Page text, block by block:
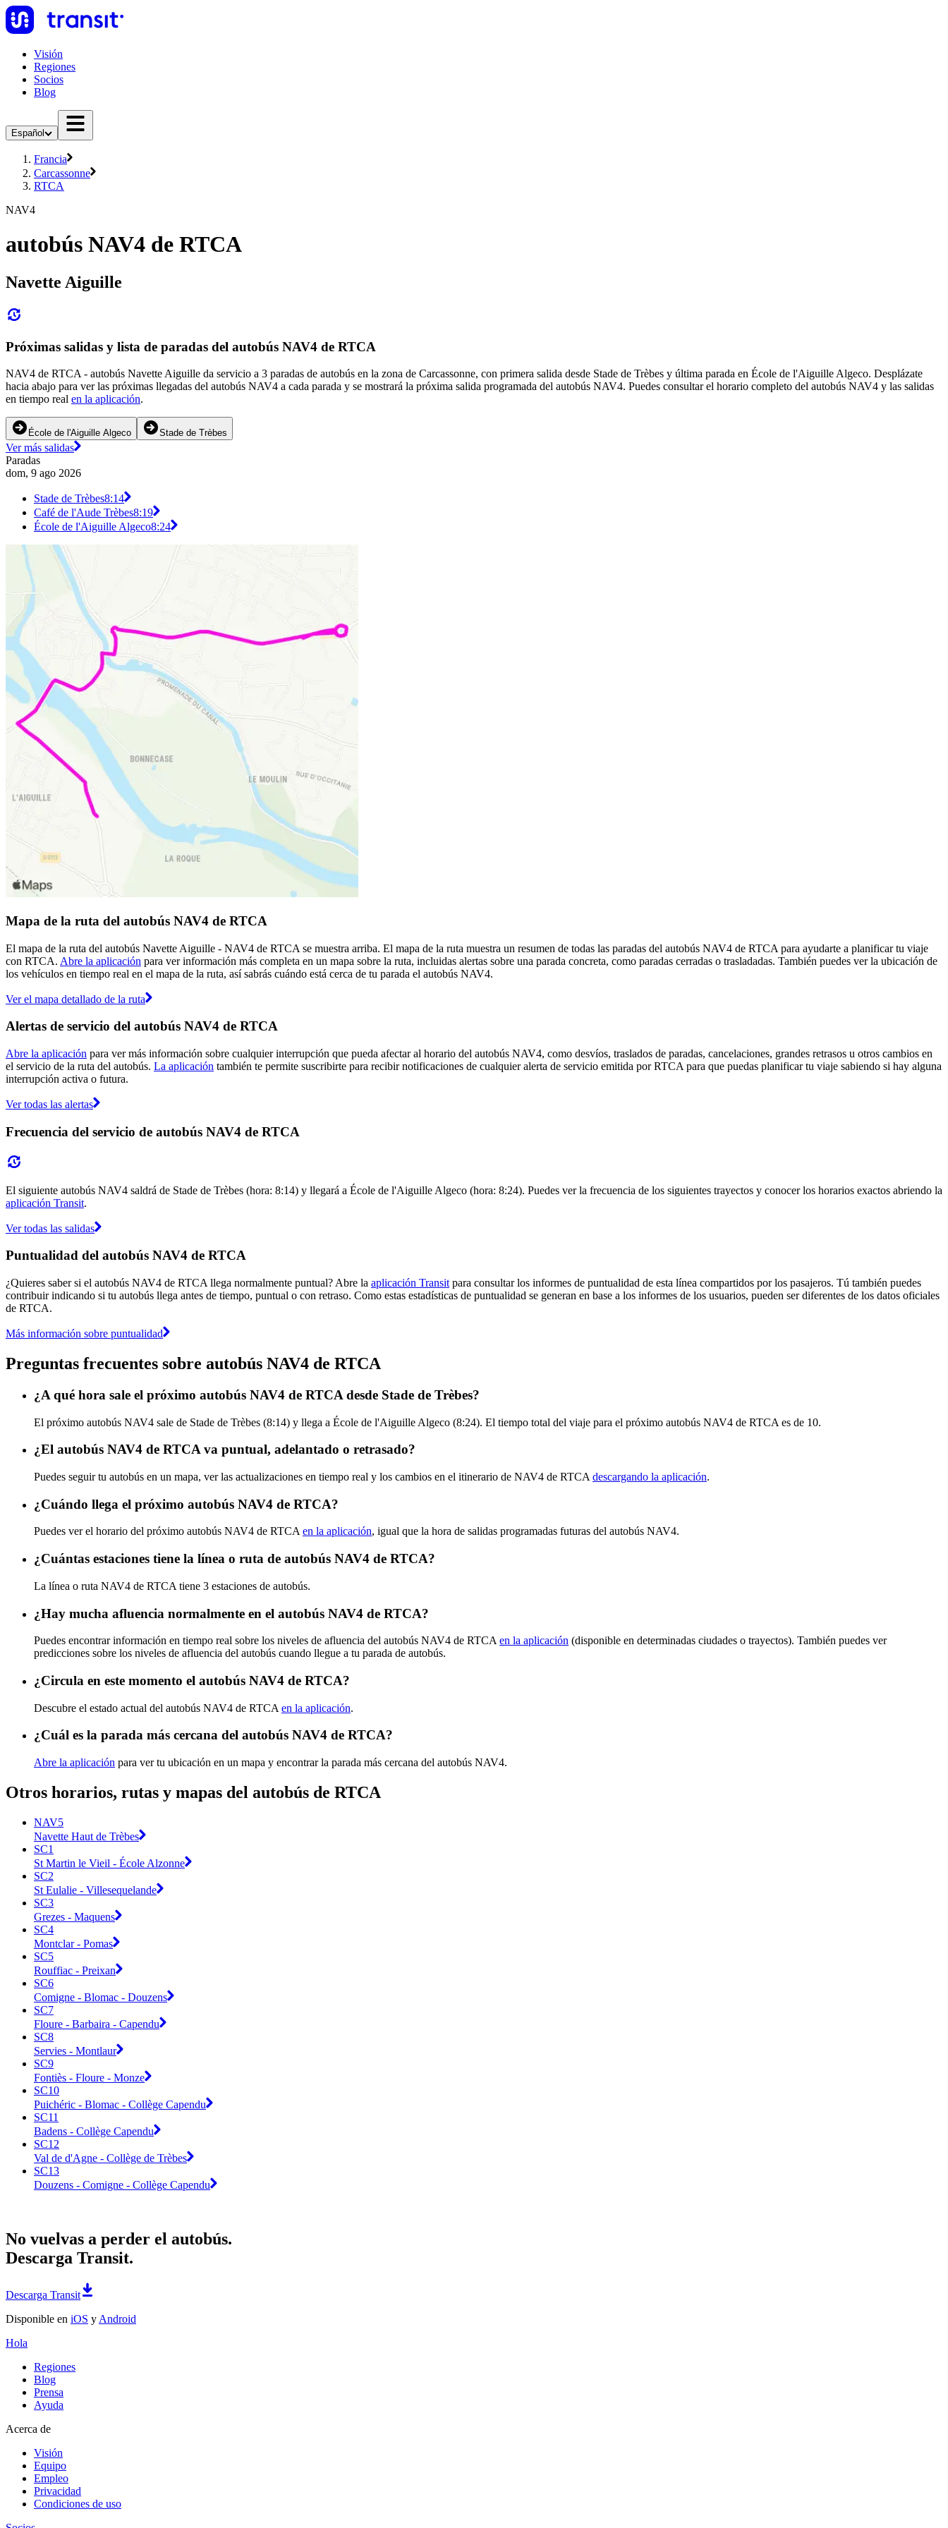
Visión
Regiones
Socios
Blog
Español
Francia
Carcassonne
RTCA
NAV4
autobús NAV4 de RTCA
Navette Aiguille
Próximas salidas y lista de paradas del autobús NAV4 de RTCA
NAV4 de RTCA - autobús Navette Aiguille da servicio a 3 paradas de autobús en la zona de Carcassonne, con primera salida desde Stade de Trèbes y última parada en École de l'Aiguille Algeco. Desplázate
hacia abajo para ver las próximas llegadas del autobús NAV4 a cada parada y se mostrará la próxima salida programada del autobús NAV4. Puedes consultar el horario completo del autobús NAV4 y las salidas
en tiempo real en la aplicación.
École de l'Aiguille Algeco Stade de Trèbes
Ver más salidas
Paradas
dom, 9 ago 2026
Stade de Trèbes8:14
Café de l'Aude Trèbes8:19
École de l'Aiguille Algeco8:24
Mapa de la ruta del autobús NAV4 de RTCA
El mapa de la ruta del autobús Navette Aiguille - NAV4 de RTCA se muestra arriba. El mapa de la ruta muestra un resumen de todas las paradas del autobús NAV4 de RTCA para ayudarte a planificar tu viaje
con RTCA. Abre la aplicación para ver información más completa en un mapa sobre la ruta, incluidas alertas sobre una parada concreta, como paradas cerradas o trasladadas. También puedes ver la ubicación de
los vehículos en tiempo real en el mapa de la ruta, así sabrás cuándo está cerca de tu parada el autobús NAV4.
Ver el mapa detallado de la ruta
Alertas de servicio del autobús NAV4 de RTCA
Abre la aplicación para ver más información sobre cualquier interrupción que pueda afectar al horario del autobús NAV4, como desvíos, traslados de paradas, cancelaciones, grandes retrasos u otros cambios en
el servicio de la ruta del autobús. La aplicación también te permite suscribirte para recibir notificaciones de cualquier alerta de servicio emitida por RTCA para que puedas planificar tu viaje sabiendo si hay alguna
interrupción activa o futura.
Ver todas las alertas
Frecuencia del servicio de autobús NAV4 de RTCA
El siguiente autobús NAV4 saldrá de Stade de Trèbes (hora: 8:14) y llegará a École de l'Aiguille Algeco (hora: 8:24). Puedes ver la frecuencia de los siguientes trayectos y conocer los horarios exactos abriendo la
aplicación Transit.
Ver todas las salidas
Puntualidad del autobús NAV4 de RTCA
¿Quieres saber si el autobús NAV4 de RTCA llega normalmente puntual? Abre la aplicación Transit para consultar los informes de puntualidad de esta línea compartidos por los pasajeros. Tú también puedes
contribuir indicando si tu autobús llega antes de tiempo, puntual o con retraso. Como estas estadísticas de puntualidad se generan en base a los informes de los usuarios, pueden ser diferentes de los datos oficiales
de RTCA.
Más información sobre puntualidad
Preguntas frecuentes sobre autobús NAV4 de RTCA
¿A qué hora sale el próximo autobús NAV4 de RTCA desde Stade de Trèbes?
El próximo autobús NAV4 sale de Stade de Trèbes (8:14) y llega a École de l'Aiguille Algeco (8:24). El tiempo total del viaje para el próximo autobús NAV4 de RTCA es de 10.
¿El autobús NAV4 de RTCA va puntual, adelantado o retrasado?
Puedes seguir tu autobús en un mapa, ver las actualizaciones en tiempo real y los cambios en el itinerario de NAV4 de RTCA descargando la aplicación.
¿Cuándo llega el próximo autobús NAV4 de RTCA?
Puedes ver el horario del próximo autobús NAV4 de RTCA en la aplicación, igual que la hora de salidas programadas futuras del autobús NAV4.
¿Cuántas estaciones tiene la línea o ruta de autobús NAV4 de RTCA?
La línea o ruta NAV4 de RTCA tiene 3 estaciones de autobús.
¿Hay mucha afluencia normalmente en el autobús NAV4 de RTCA?
Puedes encontrar información en tiempo real sobre los niveles de afluencia del autobús NAV4 de RTCA en la aplicación (disponible en determinadas ciudades o trayectos). También puedes ver
predicciones sobre los niveles de afluencia del autobús cuando llegue a tu parada de autobús.
¿Circula en este momento el autobús NAV4 de RTCA?
Descubre el estado actual del autobús NAV4 de RTCA en la aplicación.
¿Cuál es la parada más cercana del autobús NAV4 de RTCA?
Abre la aplicación para ver tu ubicación en un mapa y encontrar la parada más cercana del autobús NAV4.
Otros horarios, rutas y mapas del autobús de RTCA
NAV5
Navette Haut de Trèbes
SC1
St Martin le Vieil - École Alzonne
SC2
St Eulalie - Villesequelande
SC3
Grezes - Maquens
SC4
Montclar - Pomas
SC5
Rouffiac - Preixan
SC6
Comigne - Blomac - Douzens
SC7
Floure - Barbaira - Capendu
SC8
Servies - Montlaur
SC9
Fontiès - Floure - Monze
SC10
Puichéric - Blomac - Collège Capendu
SC11
Badens - Collège Capendu
SC12
Val de d'Agne - Collège de Trèbes
SC13
Douzens - Comigne - Collège Capendu
No vuelvas a perder el autobús.
Descarga Transit.
Descarga Transit
Disponible en iOS y Android
Hola
Regiones
Blog
Prensa
Ayuda
Acerca de
Visión
Equipo
Empleo
Privacidad
Condiciones de uso